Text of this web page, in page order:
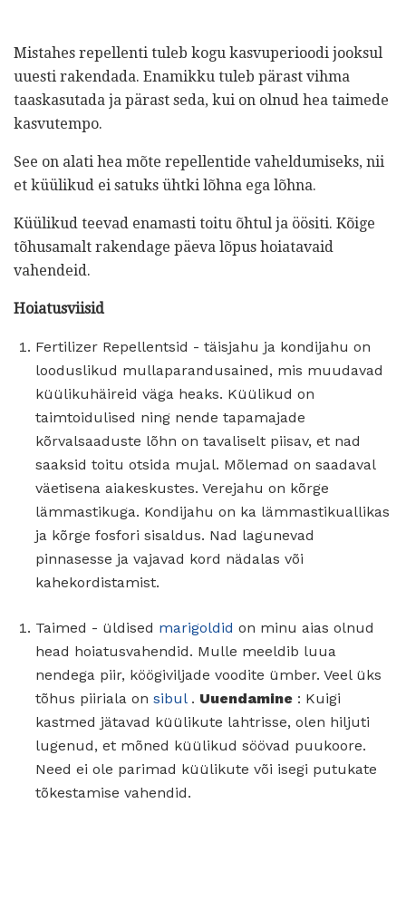
Mistahes repellenti tuleb kogu kasvuperioodi jooksul
uuesti rakendada. Enamikku tuleb pärast vihma
taaskasutada ja pärast seda, kui on olnud hea taimede
kasvutempo.
See on alati hea mõte repellentide vaheldumiseks, nii
et küülikud ei satuks ühtki lõhna ega lõhna.
Küülikud teevad enamasti toitu õhtul ja öösiti. Kõige
tõhusamalt rakendage päeva lõpus hoiatavaid
vahendeid.
Hoiatusviisid
Fertilizer Repellentsid - täisjahu ja kondijahu on
looduslikud mullaparandusained, mis muudavad
küülikuhäireid väga heaks. Küülikud on
taimtoidulised ning nende tapamajade
kõrvalsaaduste lõhn on tavaliselt piisav, et nad
saaksid toitu otsida mujal. Mõlemad on saadaval
väetisena aiakeskustes. Verejahu on kõrge
lämmastikuga. Kondijahu on ka lämmastikuallikas
ja kõrge fosfori sisaldus. Nad lagunevad
pinnasesse ja vajavad kord nädalas või
kahekordistamist.
Taimed - üldised marigoldid on minu aias olnud
head hoiatusvahendid. Mulle meeldib luua
nendega piir, köögiviljade voodite ümber. Veel üks
tõhus piiriala on sibul. Uuendamine : Kuigi
kastmed jätavad küülikute lahtrisse, olen hiljuti
lugenud, et mõned küülikud söövad puukoore.
Need ei ole parimad küülikute või isegi putukate
tõkestamise vahendid.